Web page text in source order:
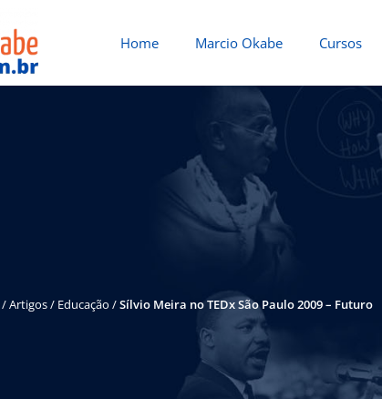
Home Marcio Okabe Cursos
/Artigos/ Educação /Sílvio Meira no TEDx São Paulo 2009 – Futuro